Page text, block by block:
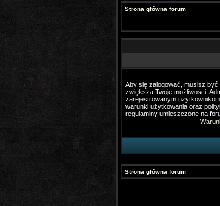
Strona główna forum
Aby się zalogować, musisz
zwiększa Twoje możliwości.
zarejestrowanym
warunki użytkowania oraz
regulaminy umieszczone na
Strona główna forum